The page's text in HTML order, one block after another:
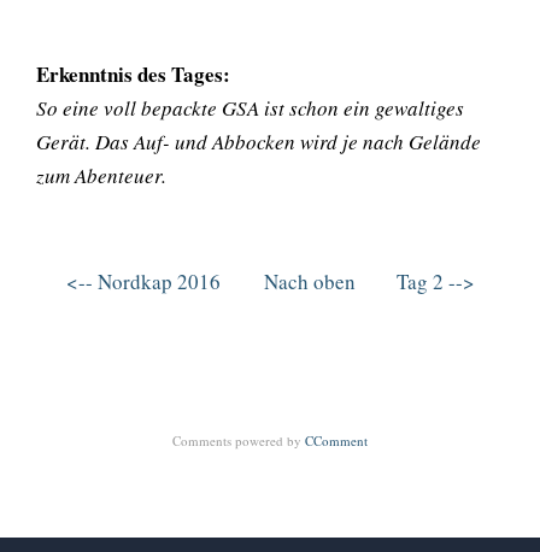
Erkenntnis des Tages:
So eine voll bepackte GSA ist schon ein gewaltiges
Gerät. Das Auf- und Abbocken wird je nach Gelände
zum Abenteuer.
<-- Nordkap 2016 Nach oben Tag 2 -->
Comments powered by CComment